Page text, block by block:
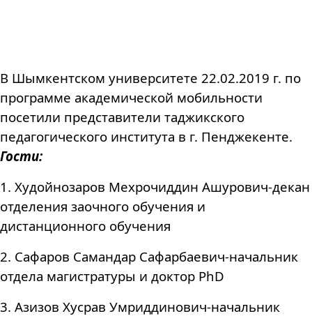
В Шымкентском университете 22.02.2019 г. по
программе академической мобильности
посетили представители таджикского
педагогического института в г. Пенджекенте.
Гости:
1. Худойнозаров Мехрочиддин Ашурович-декан
отделения заочного обучения и
дистанционного обучения
2. Сафаров Самандар Сафарбаевич-начальник
отдела магистратуры и доктор PhD
3. Азизов Хусрав Умриддинович-начальник